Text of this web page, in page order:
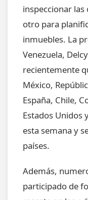
inspeccionar
otro para
inmuebles. La
Venezuela,
recientemente
México,
España, Chile,
Estados Unidos
esta semana y
países.
Además,
participado de